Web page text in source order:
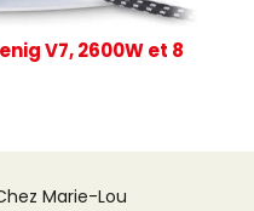
V7, 2600W et 8
Marie-Lou